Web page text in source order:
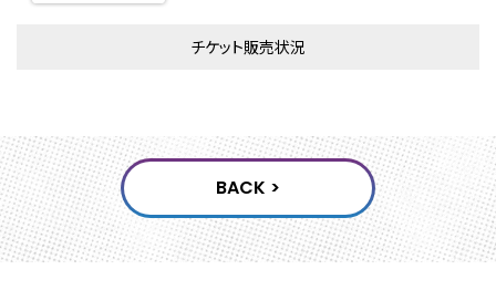
チケット販売状況